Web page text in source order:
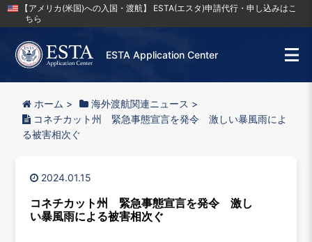
【アメリカ(米国)への入国・渡航】 ESTA(エスタ)申請代行・申し込みはこ
ちら
ESTA Application Center
ホーム > 海外渡航関連ニュース >
コネチカット州 緊急事態宣言を発令 激しい暴風雨によ
る被害相次ぐ
2024.01.15
コネチカット州 緊急事態宣言を発令 激し
い暴風雨による被害相次ぐ